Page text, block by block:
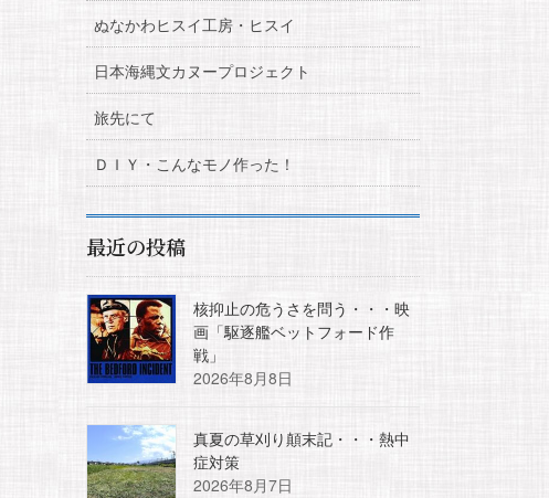
ぬなかわヒスイ工房・ヒスイ
日本海縄文カヌープロジェクト
旅先にて
ＤＩＹ・こんなモノ作った！
最近の投稿
核抑止の危うさを問う・・・映
画「駆逐艦ベットフォード作
戦」
2026年8月8日
真夏の草刈り顛末記・・・熱中
症対策
2026年8月7日